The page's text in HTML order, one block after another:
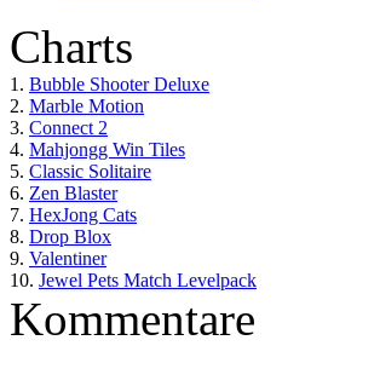
Charts
1. Bubble Shooter Deluxe
2. Marble Motion
3. Connect 2
4. Mahjongg Win Tiles
5. Classic Solitaire
6. Zen Blaster
7. HexJong Cats
8. Drop Blox
9. Valentiner
10. Jewel Pets Match Levelpack
Kommentare